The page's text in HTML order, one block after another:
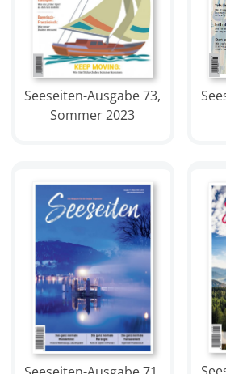
Seeseiten-Ausgabe 73,
Sommer 2023